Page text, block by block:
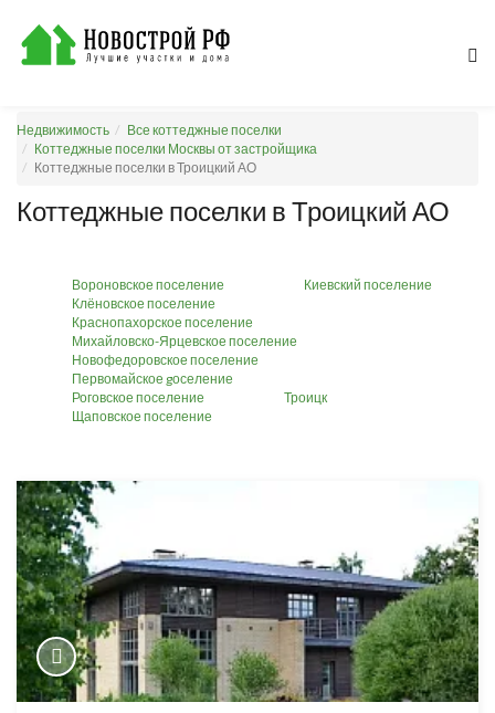
Недвижимость
Все коттеджные поселки
Коттеджные поселки Москвы от застройщика
Коттеджные поселки в Троицкий АО
Коттеджные поселки в Троицкий АО
Вороновское поселение
Киевский поселение
Клёновское поселение
Краснопахорское поселение
Михайловско-Ярцевское поселение
Новофедоровское поселение
Первомайское gоселение
Роговское поселение
Троицк
Щаповское поселение